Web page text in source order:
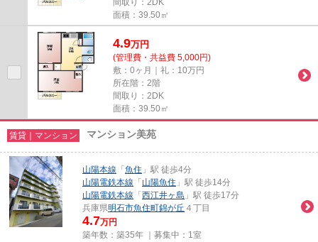
間取り：2DK
面積：39.50㎡
4.9万円
(管理費・共益費 5,000円)
敷：0ヶ月｜礼：10万円
所在階：2階
間取り：2DK
面積：39.50㎡
賃貸｜マンション マンション美苑
山陽本線 「 魚住 」駅 徒歩4分
山陽電鉄本線 「 山陽魚住 」駅 徒歩14分
山陽電鉄本線 「 西江井ヶ島 」駅 徒歩17分
兵庫県明石市魚住町錦が丘 ４丁目
4.7万円
築年数：築35年 ｜募集中： 1室